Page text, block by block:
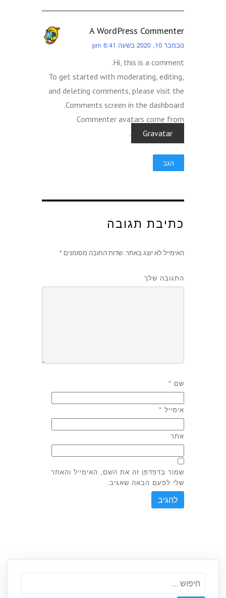
A WordPress Commenter
נובמבר 10, 2020 בשעה 6:41 pm
Hi, this is a comment.
To get started with moderating, editing,
and deleting comments, please visit the
Comments screen in the dashboard.
Commenter avatars come from
Gravatar
.
הגב
כתיבת תגובה
האימייל לא יוצג באתר. שדות החובה מסומנים *
התגובה שלך
שם *
אימייל *
אתר
שמור בדפדפן זה את השם, האימייל והאתר
שלי לפעם הבאה שאגיב.